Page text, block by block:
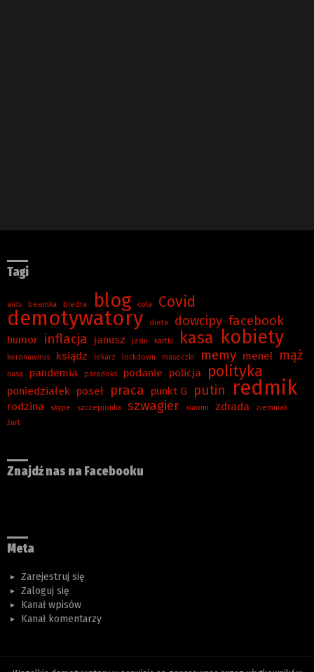
Tagi
aids beemka biedra blog cola Covid
demotywatory dieta dowcipy facebook
humor inflacja janusz jasiu kartki kasa kobiety
koronawirus ksiądz lekarz lockdown maseczki memy menel mąż
nasa pandemia paradoks podanie policja polityka
poniedziałek poseł praca punkt G putin redmik
rodzina skype szczepionka szwagier xiaomi zdrada
ziemniak
żart
Znajdź nas na Facebooku
Meta
Zarejestruj się
Zaloguj się
Kanał wpisów
Kanał komentarzy